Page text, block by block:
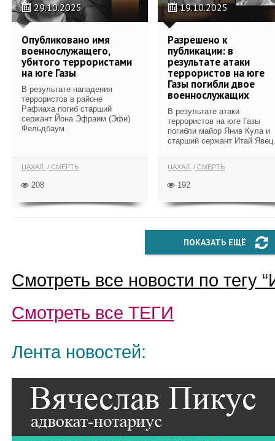
29.10.2025
Опубликовано имя
военнослужащего,
убитого террористами
на юге Газы
В результате нападения
террористов в районе
Рафиаха погиб старший
сержант Йона Эфраим (Эфи)
Фельдбаум.
ЦАХАЛ СМЕРТЬ
208
19.10.2025
Разрешено к
публикации: в
результате атаки
террористов на юге
Газы погибли двое
военнослужащих
В результате атаки
террористов на юге Газы
погибли майор Янив Кула и
старший сержант Итай Явец.
ЦАХАЛ СМЕРТЬ
192
ПОКАЗАТЬ ЕЩЁ
Смотреть все новости по тегу “
Смотреть все ТЕГИ
Лента новостей: